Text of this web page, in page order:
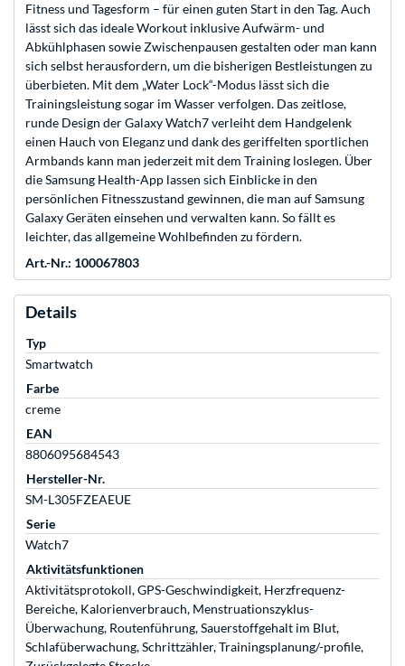
Fitness und Tagesform – für einen guten Start in den Tag. Auch
lässt sich das ideale Workout inklusive Aufwärm- und
Abkühlphasen sowie Zwischenpausen gestalten oder man kann
sich selbst herausfordern, um die bisherigen Bestleistungen zu
überbieten. Mit dem „Water Lock“-Modus lässt sich die
Trainingsleistung sogar im Wasser verfolgen. Das zeitlose,
runde Design der Galaxy Watch7 verleiht dem Handgelenk
einen Hauch von Eleganz und dank des geriffelten sportlichen
Armbands kann man jederzeit mit dem Training loslegen. Über
die Samsung Health-App lassen sich Einblicke in den
persönlichen Fitnesszustand gewinnen, die man auf Samsung
Galaxy Geräten einsehen und verwalten kann. So fällt es
leichter, das allgemeine Wohlbefinden zu fördern.
Art.-Nr.: 100067803
Details
Typ
Smartwatch
Farbe
creme
EAN
8806095684543
Hersteller-Nr.
SM-L305FZEAEUE
Serie
Watch7
Aktivitätsfunktionen
Aktivitätsprotokoll, GPS-Geschwindigkeit, Herzfrequenz-
Bereiche, Kalorienverbrauch, Menstruationszyklus-
Überwachung, Routenführung, Sauerstoffgehalt im Blut,
Schlafüberwachung, Schrittzähler, Trainingsplanung/-profile,